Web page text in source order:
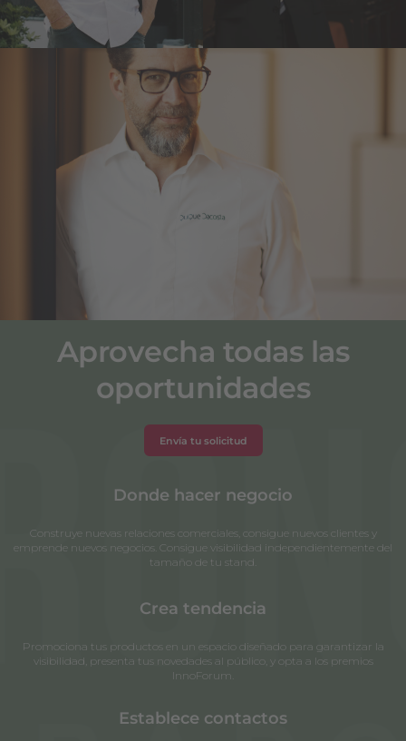
Quique Dacosta
Quique Dacosta***
Aprovecha todas las
oportunidades
Envía tu solicitud
Donde hacer negocio
Construye nuevas relaciones comerciales, consigue nuevos clientes y
emprende nuevos negocios. Consigue visibilidad independientemente del
tamaño de tu stand.
Crea tendencia
Promociona tus productos en un espacio diseñado para garantizar la
visibilidad, presenta tus novedades al público, y opta a los premios
InnoForum.
Establece contactos